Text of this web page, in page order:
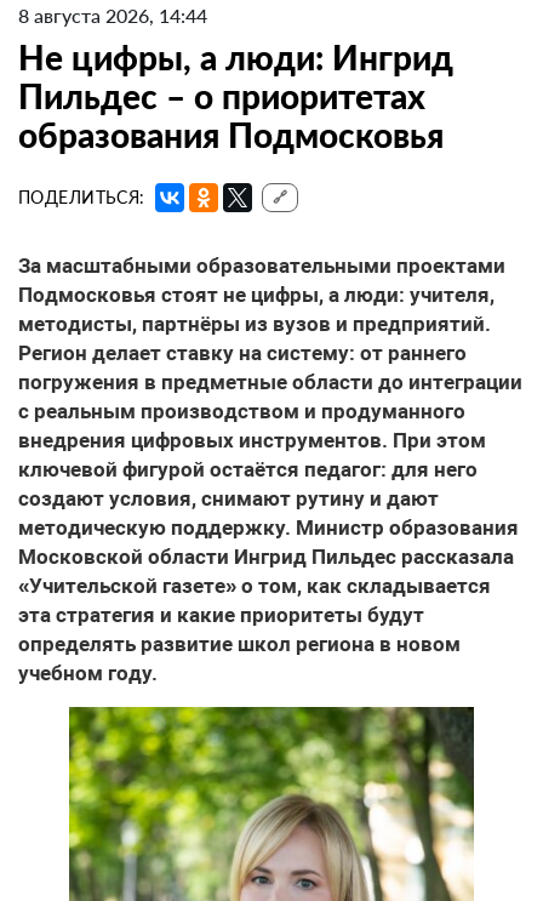
8 августа 2026, 14:44
Не цифры, а люди: Ингрид
Пильдес – о приоритетах
образования Подмосковья
ПОДЕЛИТЬСЯ: 🔗
За масштабными образовательными проектами
Подмосковья стоят не цифры, а люди: учителя,
методисты, партнёры из вузов и предприятий.
Регион делает ставку на систему: от раннего
погружения в предметные области до интеграции
с реальным производством и продуманного
внедрения цифровых инструментов. При этом
ключевой фигурой остаётся педагог: для него
создают условия, снимают рутину и дают
методическую поддержку. Министр образования
Московской области Ингрид Пильдес рассказала
«Учительской газете» о том, как складывается
эта стратегия и какие приоритеты будут
определять развитие школ региона в новом
учебном году.